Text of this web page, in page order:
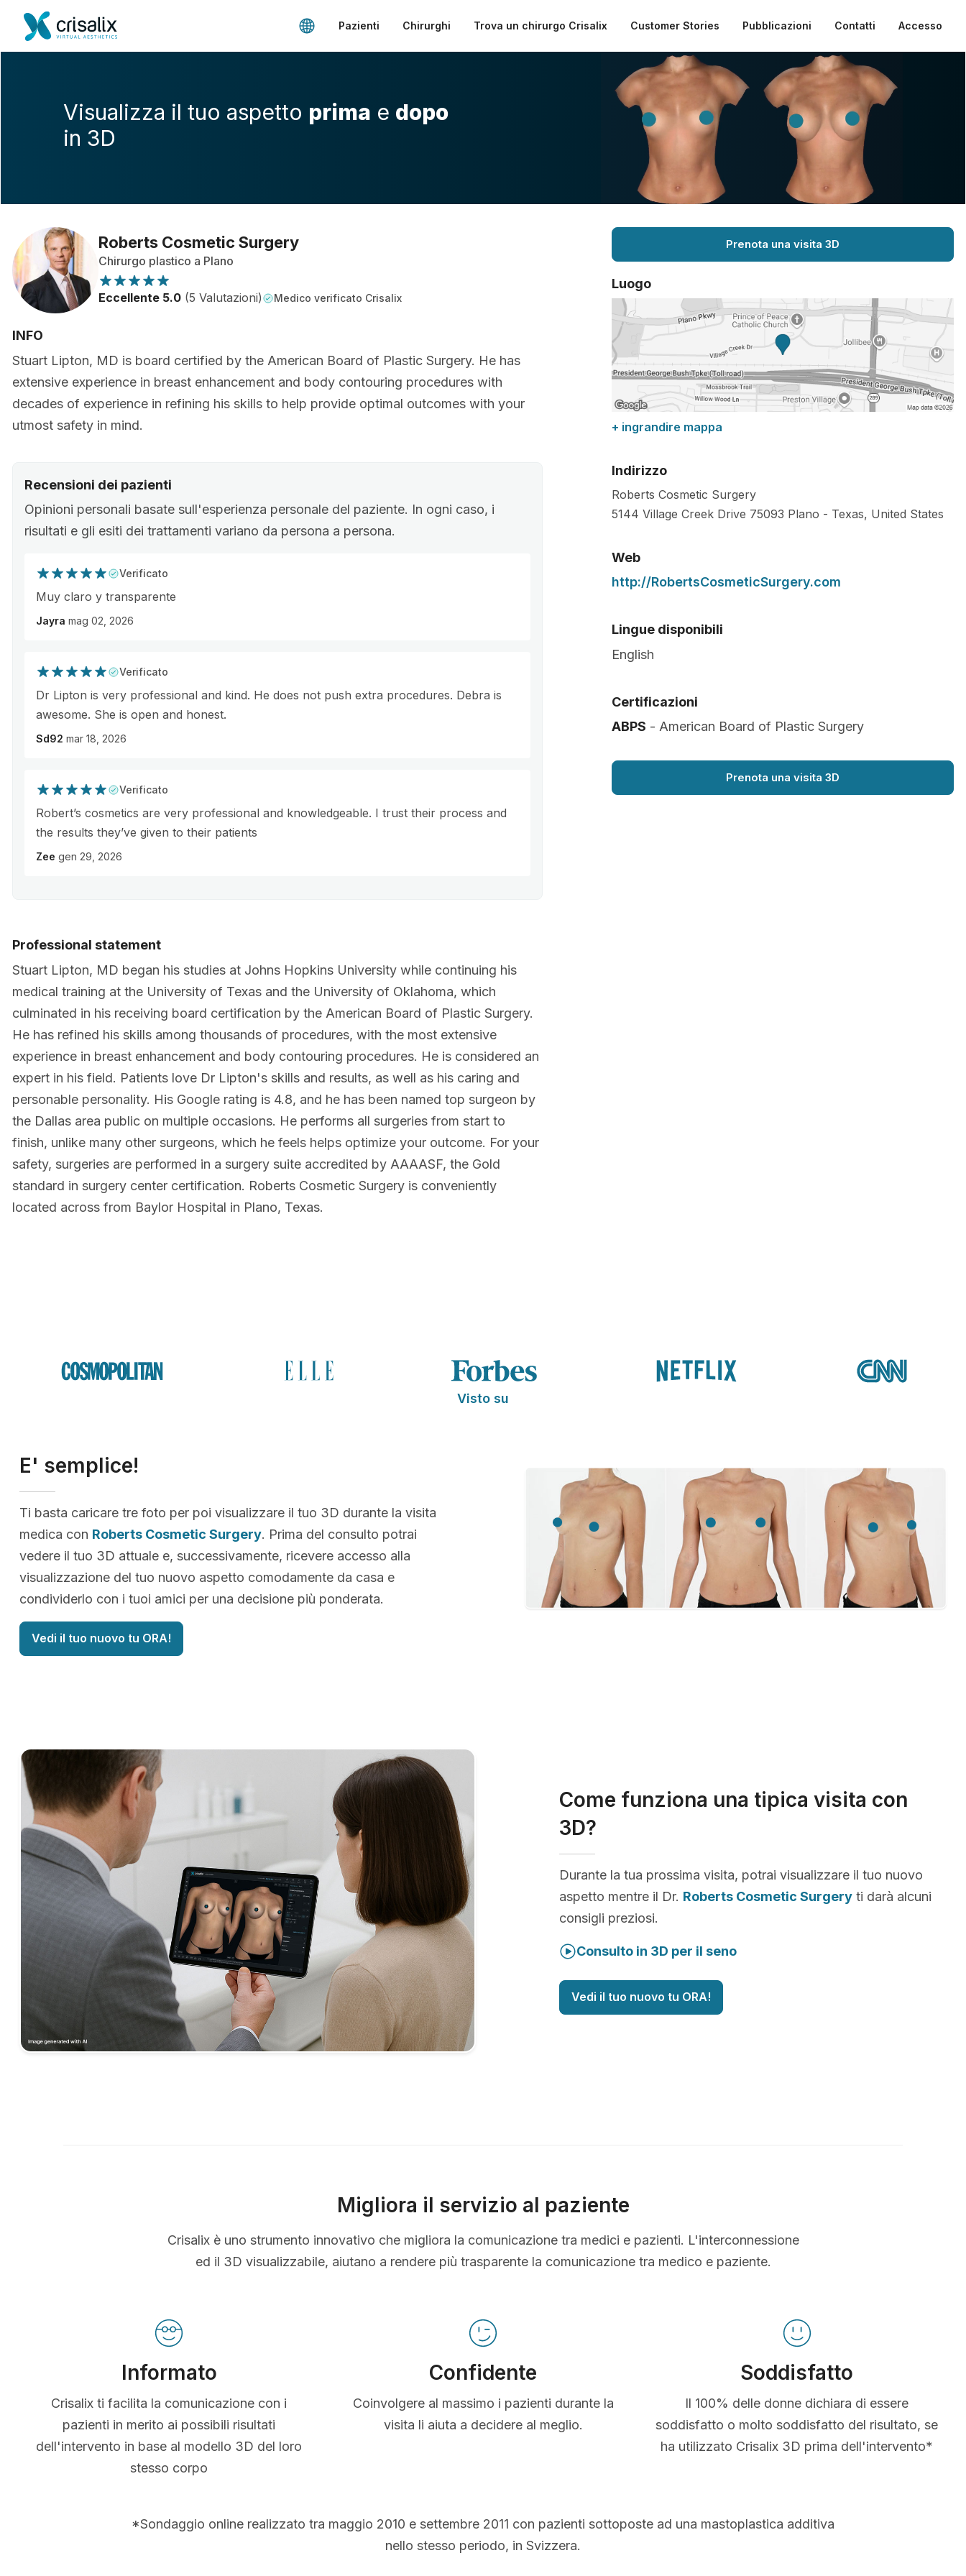
Pazienti Chirurghi Trova un chirurgo Crisalix Customer Stories Pubblicazioni Contatti Accesso
Visualizza il tuo aspetto prima e dopo
in 3D
Roberts Cosmetic Surgery
Chirurgo plastico a Plano
Eccellente 5.0 (5 Valutazioni) Medico verificato Crisalix
INFO
Stuart Lipton, MD is board certified by the American Board of Plastic Surgery. He has
extensive experience in breast enhancement and body contouring procedures with
decades of experience in refining his skills to help provide optimal outcomes with your
utmost safety in mind.
Recensioni dei pazienti
Opinioni personali basate sull'esperienza personale del paziente. In ogni caso, i
risultati e gli esiti dei trattamenti variano da persona a persona.
Verificato
Muy claro y transparente
Jayra mag 02, 2026
Verificato
Dr Lipton is very professional and kind. He does not push extra procedures. Debra is
awesome. She is open and honest.
Sd92 mar 18, 2026
Verificato
Robert’s cosmetics are very professional and knowledgeable. I trust their process and
the results they’ve given to their patients
Zee gen 29, 2026
Professional statement
Stuart Lipton, MD began his studies at Johns Hopkins University while continuing his
medical training at the University of Texas and the University of Oklahoma, which
culminated in his receiving board certification by the American Board of Plastic Surgery.
He has refined his skills among thousands of procedures, with the most extensive
experience in breast enhancement and body contouring procedures. He is considered an
expert in his field. Patients love Dr Lipton's skills and results, as well as his caring and
personable personality. His Google rating is 4.8, and he has been named top surgeon by
the Dallas area public on multiple occasions. He performs all surgeries from start to
finish, unlike many other surgeons, which he feels helps optimize your outcome. For your
safety, surgeries are performed in a surgery suite accredited by AAAASF, the Gold
standard in surgery center certification. Roberts Cosmetic Surgery is conveniently
located across from Baylor Hospital in Plano, Texas.
Prenota una visita 3D
Luogo
+ ingrandire mappa
Indirizzo
Roberts Cosmetic Surgery
5144 Village Creek Drive 75093 Plano - Texas, United States
Web
http://RobertsCosmeticSurgery.com
Lingue disponibili
English
Certificazioni
ABPS - American Board of Plastic Surgery
Prenota una visita 3D
Visto su
E' semplice!
Ti basta caricare tre foto per poi visualizzare il tuo 3D durante la visita
medica con Roberts Cosmetic Surgery. Prima del consulto potrai
vedere il tuo 3D attuale e, successivamente, ricevere accesso alla
visualizzazione del tuo nuovo aspetto comodamente da casa e
condividerlo con i tuoi amici per una decisione più ponderata.
Vedi il tuo nuovo tu ORA!
Come funziona una tipica visita con
3D?
Durante la tua prossima visita, potrai visualizzare il tuo nuovo
aspetto mentre il Dr. Roberts Cosmetic Surgery ti darà alcuni
consigli preziosi.
Consulto in 3D per il seno
Vedi il tuo nuovo tu ORA!
Migliora il servizio al paziente
Crisalix è uno strumento innovativo che migliora la comunicazione tra medici e pazienti. L'interconnessione
ed il 3D visualizzabile, aiutano a rendere più trasparente la comunicazione tra medico e paziente.
Informato
Crisalix ti facilita la comunicazione con i
pazienti in merito ai possibili risultati
dell'intervento in base al modello 3D del loro
stesso corpo
Confidente
Coinvolgere al massimo i pazienti durante la
visita li aiuta a decidere al meglio.
Soddisfatto
Il 100% delle donne dichiara di essere
soddisfatto o molto soddisfatto del risultato, se
ha utilizzato Crisalix 3D prima dell'intervento*
*Sondaggio online realizzato tra maggio 2010 e settembre 2011 con pazienti sottoposte ad una mastoplastica additiva
nello stesso periodo, in Svizzera.